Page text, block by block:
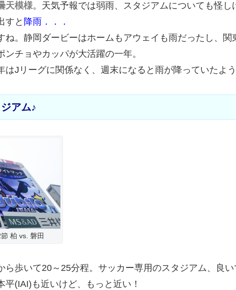
天模様。天気予報では弱雨、スタジアムについても怪し
すと 降雨．．．
。静岡ダービーはホームもアウェイも雨だったし、関
チョやカッパが大活躍の一年。
はJリーグに関係なく、週末になると雨が降っていたよう
アム♪
柏 vs. 磐田
ら歩いて20～25分程。サッカー専用のスタジアム、良い
(IAI)も近いけど、もっと近い！